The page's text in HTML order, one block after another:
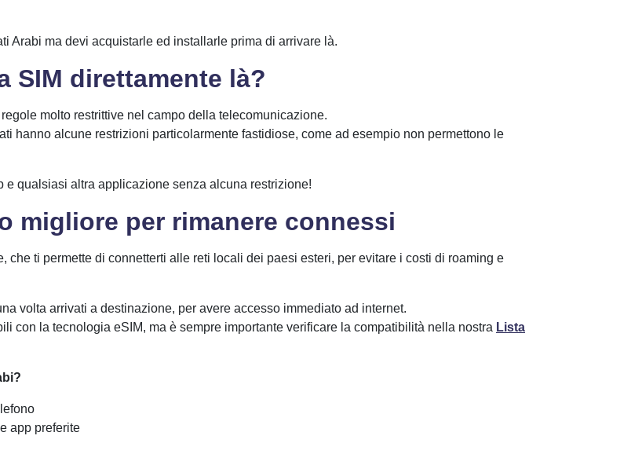
Arabi ma devi acquistarle ed installarle prima di arrivare là.
SIM direttamente là?
molto restrittive nel campo della telecomunicazione.
hanno alcune restrizioni particolarmente fastidiose, come ad esempio non permettono le
e qualsiasi altra applicazione senza alcuna restrizione!
migliore per rimanere connessi
che ti permette di connetterti alle reti locali dei paesi esteri, per evitare i costi di roaming e
volta arrivati a destinazione, per avere accesso immediato ad internet.
con la tecnologia eSIM, ma è sempre importante verificare la compatibilità nella nostra Lista
app preferite